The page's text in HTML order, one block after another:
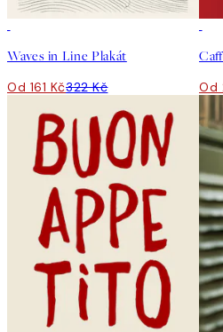
Waves in Line Plakát
Od 161 Kč322 Kč Od